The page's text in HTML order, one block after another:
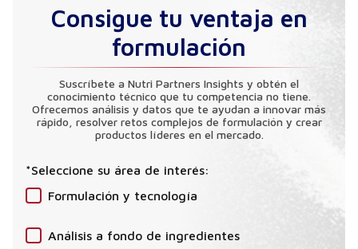
Consigue tu ventaja en
formulación
Suscríbete a Nutri Partners Insights y obtén el
conocimiento técnico que tu competencia no tiene.
Ofrecemos análisis y datos que te ayudan a innovar más
rápido, resolver retos complejos de formulación y crear
productos líderes en el mercado.
*Seleccione su área de interés:
Formulación y tecnología
Análisis a fondo de ingredientes